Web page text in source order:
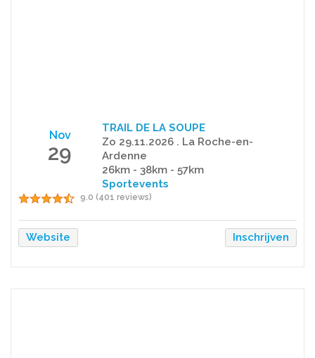
Nov
29
TRAIL DE LA SOUPE
Zo 29.11.2026 . La Roche-en-
Ardenne
26km - 38km - 57km
Sportevents
9.0 (401 reviews)
Website Inschrijven